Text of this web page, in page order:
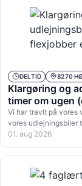
DELTID 8270
Klargøring og
timer om ugen
Vi har travlt på vores
vores udlejningsbiler
01. aug 2026